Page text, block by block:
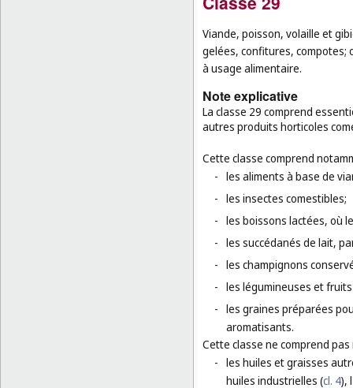
Viande, poisson, volaille et
gelées, confitures,
à usage alimentaire.
Note explicative
La classe 29 comprend
autres produits horticoles
Cette classe comprend
- les aliments à base de
- les insectes comestibles;
- les boissons lactées, où
- les succédanés de lait,
- les champignons
- les légumineuses et
- les graines préparées
aromatisants.
Cette classe ne comprend
- les huiles et graisses
huiles industrielles (cl. 4),